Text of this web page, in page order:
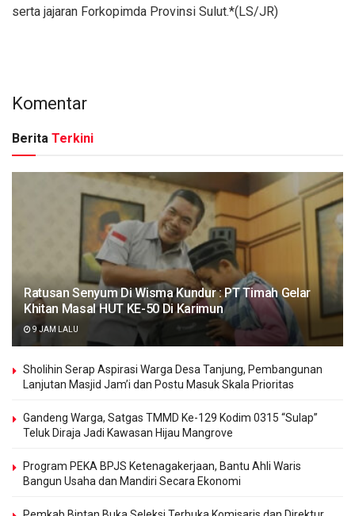
serta jajaran Forkopimda Provinsi Sulut.*(LS/JR)
Komentar
Berita Terkini
Ratusan Senyum Di Wisma Kundur : PT Timah Gelar
Khitan Masal HUT KE-50 Di Karimun
9 JAM LALU
Sholihin Serap Aspirasi Warga Desa Tanjung, Pembangunan
Lanjutan Masjid Jam’i dan Postu Masuk Skala Prioritas
Gandeng Warga, Satgas TMMD Ke-129 Kodim 0315 “Sulap”
Teluk Diraja Jadi Kawasan Hijau Mangrove
Program PEKA BPJS Ketenagakerjaan, Bantu Ahli Waris
Bangun Usaha dan Mandiri Secara Ekonomi